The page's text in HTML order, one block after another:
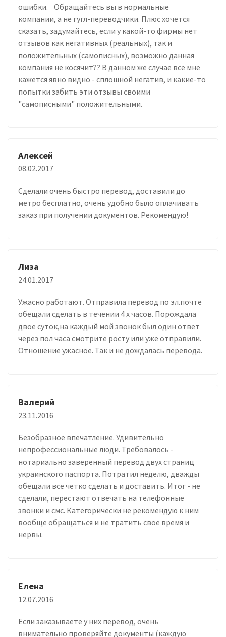
ошибки. Обращайтесь вы в нормальные
компании, а не гугл-переводчики. Плюс хочется
сказать, задумайтесь, если у какой-то фирмы нет
отзывов как негативных (реальных), так и
положительных (самописных), возможно данная
компания не косячит?? В данном же случае все мне
кажется явно видно - сплошной негатив, и какие-то
попытки забить эти отзывы своими
"самописными" положительными.
Алексей
08.02.2017
Сделали очень быстро перевод, доставили до
метро бесплатно, очень удобно было оплачивать
заказ при получении документов. Рекомендую!
Лиза
24.01.2017
Ужасно работают. Отправила перевод по эл.почте
обещали сделать в течении 4 х часов. Порождала
двое суток,на каждый мой звонок был один ответ
через пол часа смотрите росту или уже отправили.
Отношение ужасное. Так и не дождалась перевода.
Валерий
23.11.2016
Безобразное впечатление. Удивительно
непрофессиональные люди. Требовалось -
нотариально заверенный перевод двух страниц
украинского паспорта. Потратил неделю, дважды
обещали все четко сделать и доставить. Итог - не
сделали, перестают отвечать на телефонные
звонки и смс. Категорически не рекомендую к ним
вообще обращаться и не тратить свое время и
нервы.
Елена
12.07.2016
Если заказываете у них перевод, очень
внимательно проверяйте документы (каждую